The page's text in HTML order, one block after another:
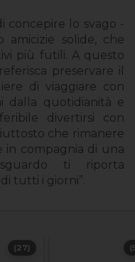
concepire lo svago -
amicizie solide, che
più futili. A questo
preservare il
di viaggiare con
dalla quotidianità e
divertirsi con
che rimanere
in compagnia di una
ti riporta
tutti i giorni”.
(27)